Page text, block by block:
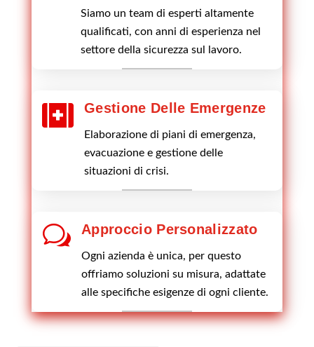
Siamo un team di esperti altamente
qualificati, con anni di esperienza nel
settore della sicurezza sul lavoro.
 Gestione Delle Emergenze
Elaborazione di piani di emergenza,
evacuazione e gestione delle
situazioni di crisi.
w Approccio Personalizzato
Ogni azienda è unica, per questo
offriamo soluzioni su misura, adattate
alle specifiche esigenze di ogni cliente.